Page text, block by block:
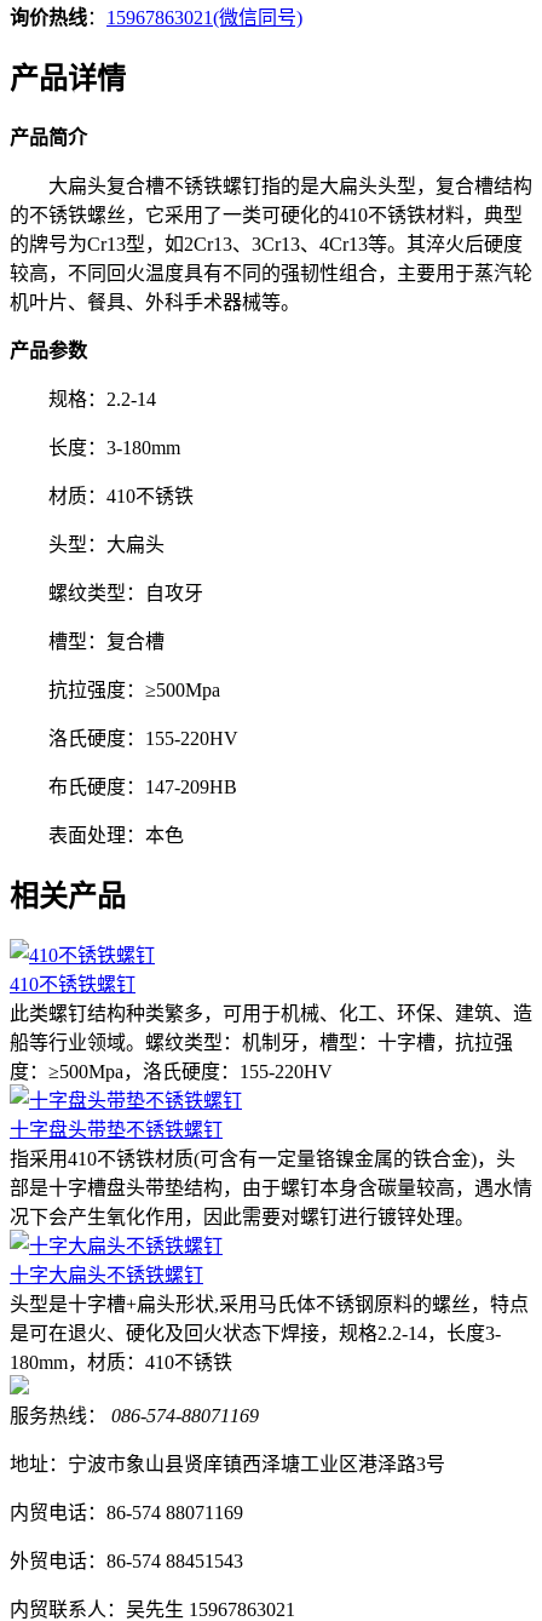
询价热线： 15967863021(微信同号)
产品详情
产品简介
大扁头复合槽不锈铁螺钉指的是大扁头头型，复合槽结构
的不锈铁螺丝，它采用了一类可硬化的410不锈铁材料，典型
的牌号为Cr13型，如2Cr13、3Cr13、4Cr13等。其淬火后硬度
较高，不同回火温度具有不同的强韧性组合，主要用于蒸汽轮
机叶片、餐具、外科手术器械等。
产品参数
规格：2.2-14
长度：3-180mm
材质：410不锈铁
头型：大扁头
螺纹类型：自攻牙
槽型：复合槽
抗拉强度：≥500Mpa
洛氏硬度：155-220HV
布氏硬度：147-209HB
表面处理：本色
相关产品
410不锈铁螺钉
此类螺钉结构种类繁多，可用于机械、化工、环保、建筑、造
船等行业领域。螺纹类型：机制牙，槽型：十字槽，抗拉强
度：≥500Mpa，洛氏硬度：155-220HV
十字盘头带垫不锈铁螺钉
指采用410不锈铁材质(可含有一定量铬镍金属的铁合金)，头
部是十字槽盘头带垫结构，由于螺钉本身含碳量较高，遇水情
况下会产生氧化作用，因此需要对螺钉进行镀锌处理。
十字大扁头不锈铁螺钉
头型是十字槽+扁头形状,采用马氏体不锈钢原料的螺丝，特点
是可在退火、硬化及回火状态下焊接，规格2.2-14，长度3-
180mm，材质：410不锈铁
服务热线： 086-574-88071169
地址：宁波市象山县贤庠镇西泽塘工业区港泽路3号
内贸电话：86-574 88071169
外贸电话：86-574 88451543
内贸联系人：吴先生 15967863021